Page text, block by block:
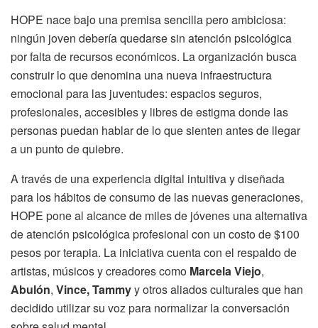
HOPE nace bajo una premisa sencilla pero ambiciosa:
ningún joven debería quedarse sin atención psicológica
por falta de recursos económicos. La organización busca
construir lo que denomina una nueva infraestructura
emocional para las juventudes: espacios seguros,
profesionales, accesibles y libres de estigma donde las
personas puedan hablar de lo que sienten antes de llegar
a un punto de quiebre.
A través de una experiencia digital intuitiva y diseñada
para los hábitos de consumo de las nuevas generaciones,
HOPE pone al alcance de miles de jóvenes una alternativa
de atención psicológica profesional con un costo de $100
pesos por terapia. La iniciativa cuenta con el respaldo de
artistas, músicos y creadores como Marcela Viejo,
Abulón, Vince, Tammyy otros aliados culturales que han
decidido utilizar su voz para normalizar la conversación